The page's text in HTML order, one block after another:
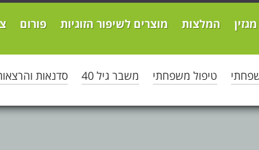
מגזין המלצות מוצרים לשיפור הזוגיות פורום
טיפול משפחתי משבר גיל 40 סדנאות